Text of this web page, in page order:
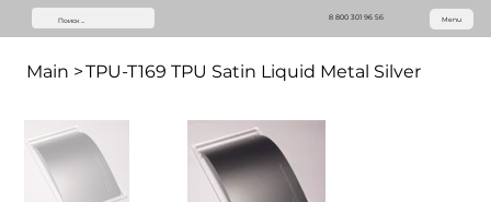
8 800 301 96 56 Menu
Main >TPU-T169 TPU Satin Liquid Metal Silver